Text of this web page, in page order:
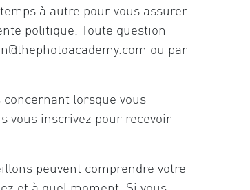
à autre pour vous assurer
politique. Toute question
ou par
lorsque vous
vous inscrivez pour recevoir
peuvent comprendre votre